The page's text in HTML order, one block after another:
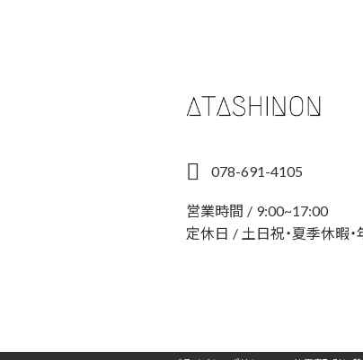
078-691-4105
営業時間 / 9:00~17:00
定休日 / 土日祝・夏季休暇